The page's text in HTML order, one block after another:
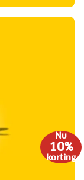
Nu
10%
korting